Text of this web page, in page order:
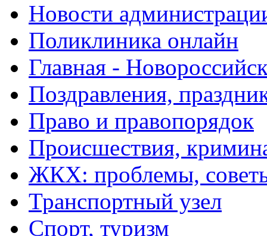
Новости
Поликлиника онлайн
Главная -
Поздравления,
Право и правопорядок
Происшествия,
ЖКХ: проблемы,
Транспортный узел
Спорт, туризм